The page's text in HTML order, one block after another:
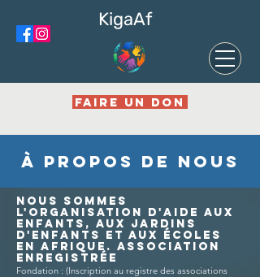
KigaAf
FAIRE UN DON
À propos de nous
nous sommes
l'organisation d'aide aux
enfants, aux jardins
d'enfants et aux écoles
en Afrique. association
enregistrée
Fondation : (Inscription au registre des associations